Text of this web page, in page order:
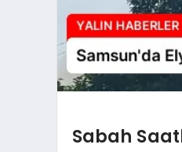
Sabah